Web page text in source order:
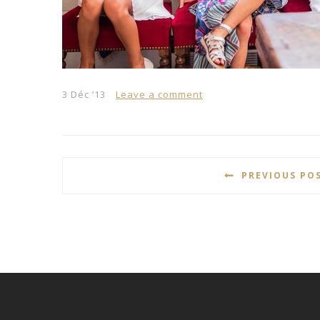
3 Déc ’13 Leave a comment
PREVIOUS